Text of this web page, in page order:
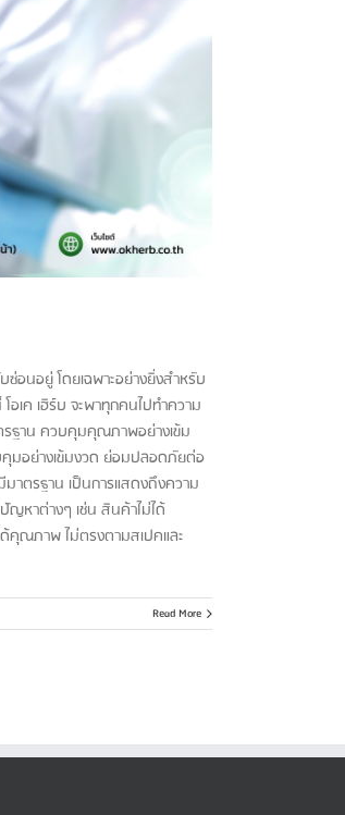
ซ่อนอยู่ โดยเฉพาะอย่างยิ่งสำหรับ
เค เฮิร์บ จะพาทุกคนไปทำความ
รฐาน ควบคุมคุณภาพอย่างเข้ม
มอย่างเข้มงวด ย่อมปลอดภัยต่อ
าตรฐาน เป็นการแสดงถึงความ
หาต่างๆ เช่น สินค้าไม่ได้
คุณภาพ ไม่ตรงตามสเปคและ
Read More